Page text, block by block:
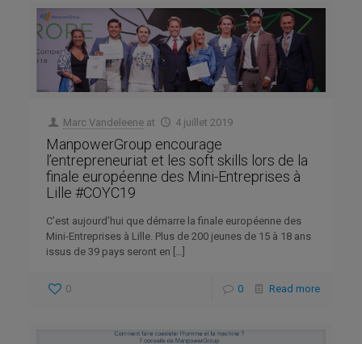
Marc Vandeleene at 4 juillet 2019
ManpowerGroup encourage
l’entrepreneuriat et les soft skills lors de la
finale européenne des Mini-Entreprises à
Lille #COYC19
C’est aujourd’hui que démarre la finale européenne des
Mini-Entreprises à Lille. Plus de 200 jeunes de 15 à 18 ans
issus de 39 pays seront en […]
0 0 Read more